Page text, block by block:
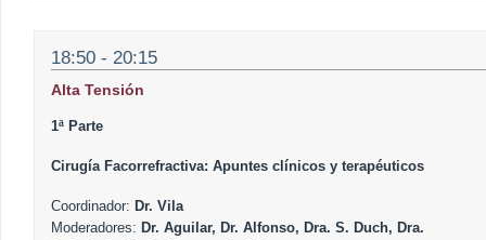
18:50 - 20:15
Alta Tensión
1ª Parte
Cirugía Facorrefractiva: Apuntes clínicos y terapéuticos
Coordinador: Dr. Vila
Moderadores: Dr. Aguilar, Dr. Alfonso, Dra. S. Duch, Dra.